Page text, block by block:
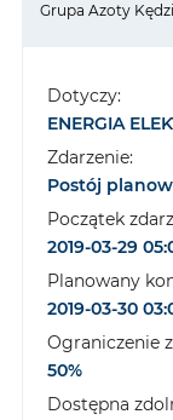
Grupa Azoty
Dotyczy:
ENERGIA
Zdarzenie:
Postój
Początek
2019-03-29
Planowany
2019-03-30
Ograniczenie
50%
Dostępna